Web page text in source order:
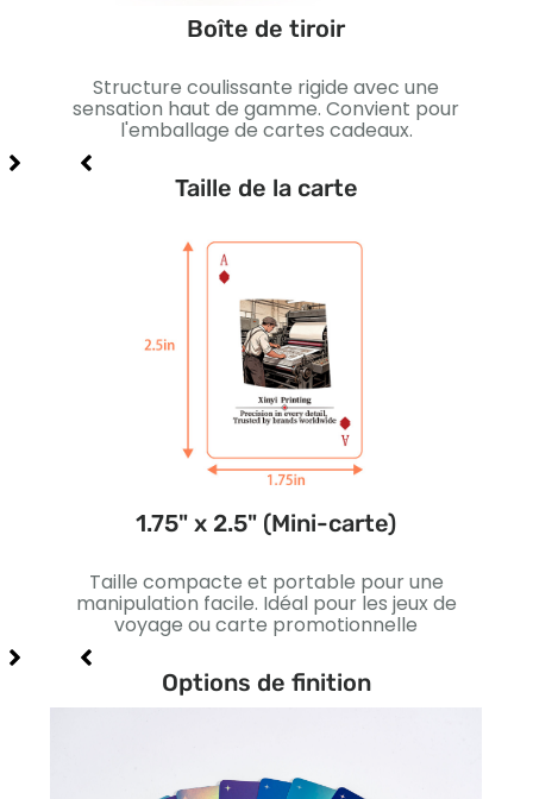
Boîte de tiroir
Structure coulissante rigide avec une
sensation haut de gamme. Convient pour
l'emballage de cartes cadeaux.
Taille de la carte
1.75" x 2.5" (Mini-carte)
Taille compacte et portable pour une
manipulation facile. Idéal pour les jeux de
voyage ou carte promotionnelle
Options de finition